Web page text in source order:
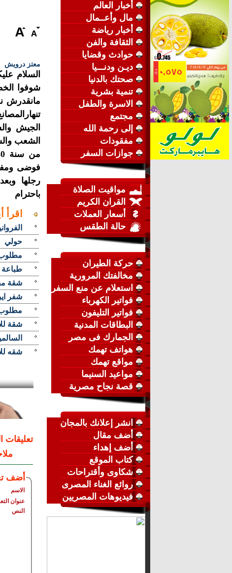
أخبار العالم
مال وأعــمال
أخبار رياضة
الثقافة والفن
حوادث وقضايا
ديـن ودنـــيا
صحتك بالدنيا
تنمية بشرية
الاسرة والطفل
مجتمع
إلى رحمة الله
مفقودات
جوازات السفر
مواقيت الصلاة
القران الكريم
أسعار العملات
حالة الطقس
حركة الطيران
مخالفتك المرورية
استعلام عن منع السفر
فواتير الكهرباء
فواتير التليفون
البطاقات المدنية
الجمارك فى مصر
هواتف تهمك
مواقع تهمك
مواعيد السنيما
قصة نجاح مصرية
انشر إعلانك بالمجان
أضف مقال
أضف إهداء
كتاب الموقع
شكاوى وأقتراحات
روائع الغناء المصرى
فيديوهات المصريين
معتز درويش
السلام
شوفوا
مانقدرش
الجيش
الشعب
رجلها
باحترام
اقرأ
حولي
مطلوب
طباعة
شقة
شفر
مطلوب
شقة
شقه
تعليقات
أضف
الاسم
عنوان
النص